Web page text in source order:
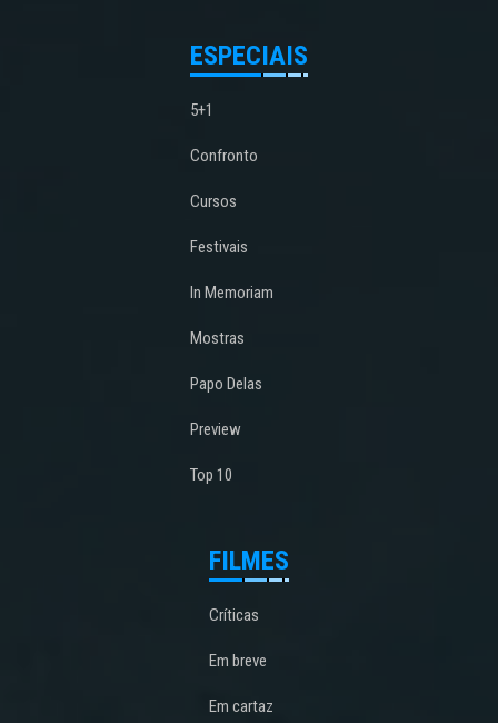
ESPECIAIS
5+1
Confronto
Cursos
Festivais
In Memoriam
Mostras
Papo Delas
Preview
Top 10
FILMES
Críticas
Em breve
Em cartaz